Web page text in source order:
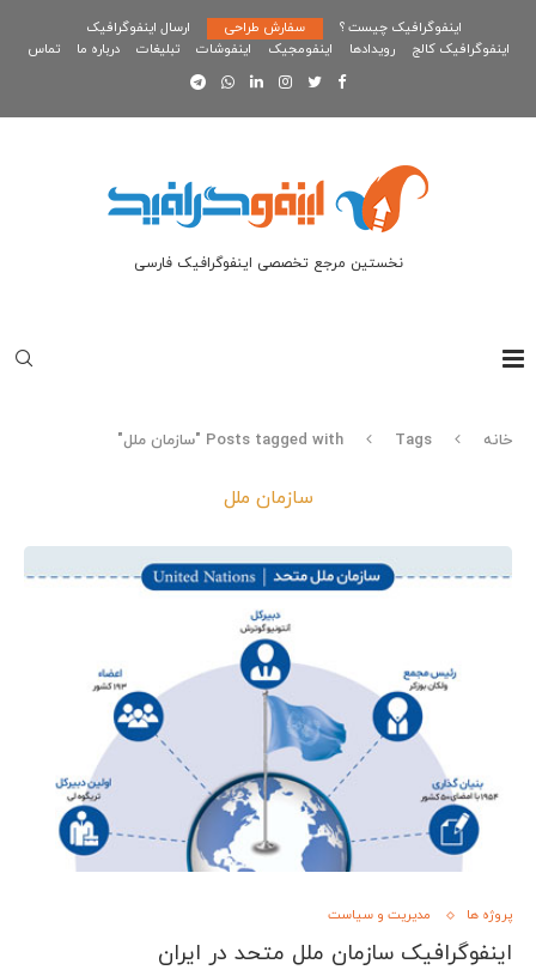
اینفوگرافیک چیست ؟ سفارش طراحی
ارسال اینفوگرافیک
اینفوگرافیک کالج
رویدادها اینفومجیک اینفوشات تبلیغات درباره ما تماس
نخستین مرجع تخصصی اینفوگرافیک فارسی
خانه Tags Posts tagged with "سازمان ملل"
سازمان ملل
پروژه ها مدیریت و سیاست
اینفوگرافیک سازمان ملل متحد در ایران